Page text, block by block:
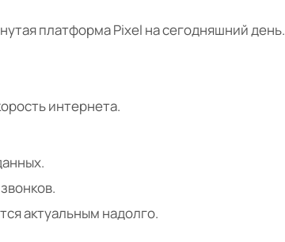
платформа Pixel на сегодняшний день.
интернета.
актуальным надолго.